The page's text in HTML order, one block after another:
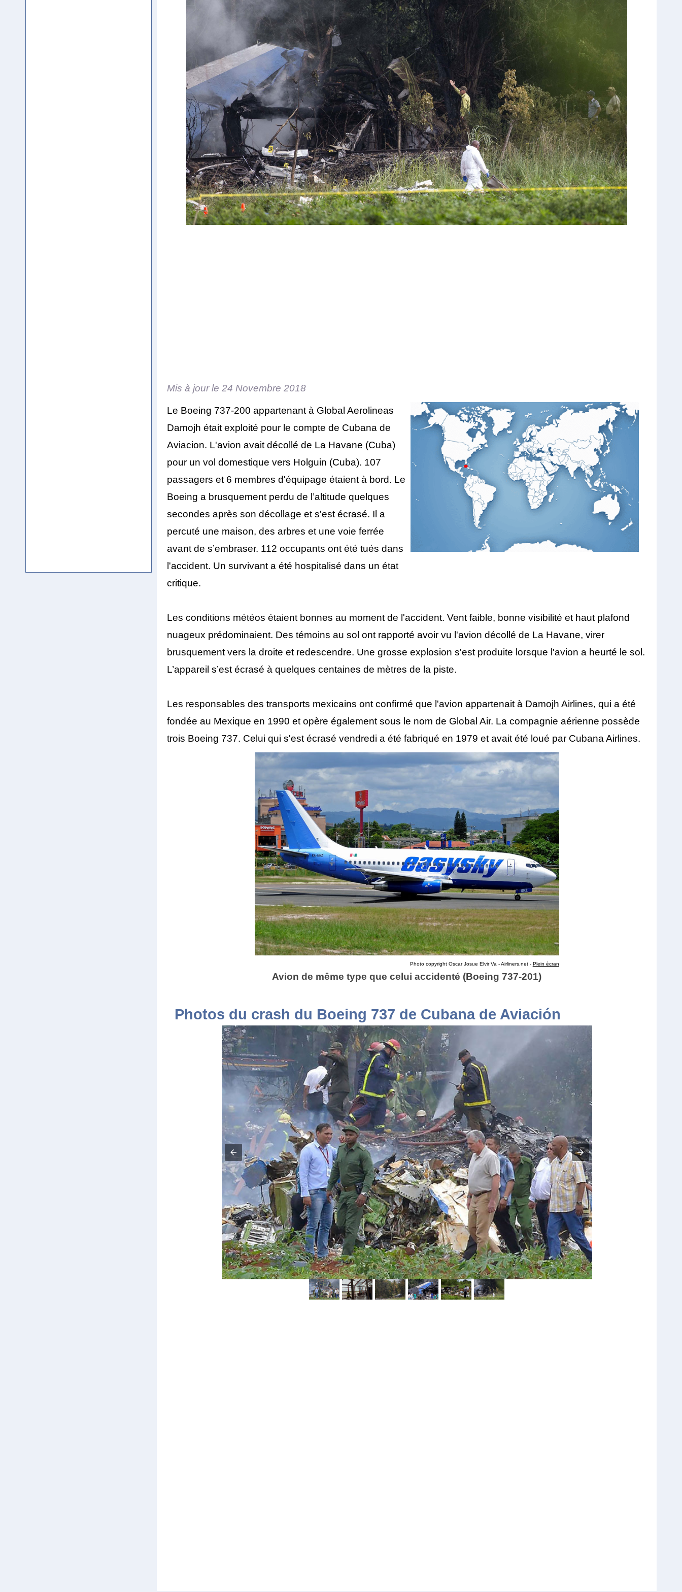
Mis à jour le24 Novembre 2018
Le Boeing 737-200 appartenant à Global Aerolineas
Damojh était exploité pour le compte de Cubana de
Aviacion. L'avion avait décollé de La Havane (Cuba)
pour un vol domestique vers Holguin (Cuba). 107
passagers et 6 membres d'équipage étaient à bord. Le
Boeing a brusquement perdu de l’altitude quelques
secondes après son décollage et s'est écrasé. Il a
percuté une maison, des arbres et une voie ferrée
avant de s’embraser. 112 occupants ont été tués dans
l'accident. Un survivant a été hospitalisé dans un état
critique.
Les conditions météos étaient bonnes au moment de l'accident. Vent faible, bonne visibilité et haut plafond
nuageux prédominaient. Des témoins au sol ont rapporté avoir vu l'avion décollé de La Havane, virer
brusquement vers la droite et redescendre. Une grosse explosion s'est produite lorsque l'avion a heurté le sol.
L’appareil s’est écrasé à quelques centaines de mètres de la piste.
Les responsables des transports mexicains ont confirmé que l'avion appartenait à Damojh Airlines, qui a été
fondée au Mexique en 1990 et opère également sous le nom de Global Air. La compagnie aérienne possède
trois Boeing 737. Celui qui s'est écrasé vendredi a été fabriqué en 1979 et avait été loué par Cubana Airlines.
Photo copyright Oscar Josue Elvir Va - Airliners.net - Plein écran
Avion de même type que celui accidenté (Boeing 737-201)
Photos du crash du Boeing 737 de Cubana de Aviación